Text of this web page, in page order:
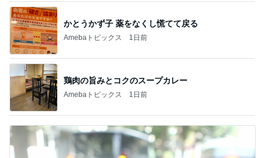
かとうかず子 薬をなくし慌てて戻る
Amebaトピックス 1日前
鶏肉の旨みとコクのスープカレー
Amebaトピックス 1日前